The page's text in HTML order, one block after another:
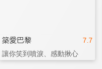
7.7
築愛巴黎
讓你笑到噴淚、感動揪心